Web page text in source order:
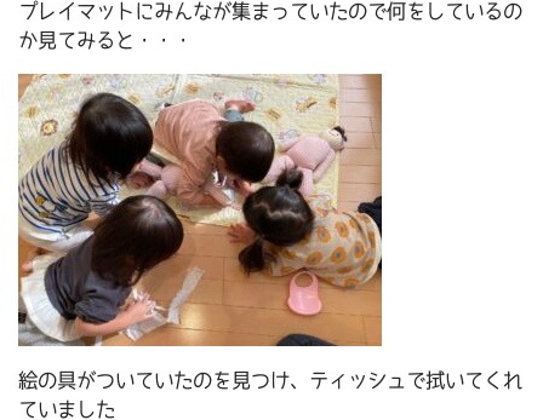
プレイマットにみんなが集まっていたので何をしているの
か見てみると・・・
絵の具がついていたのを見つけ、ティッシュで拭いてくれ
ていました